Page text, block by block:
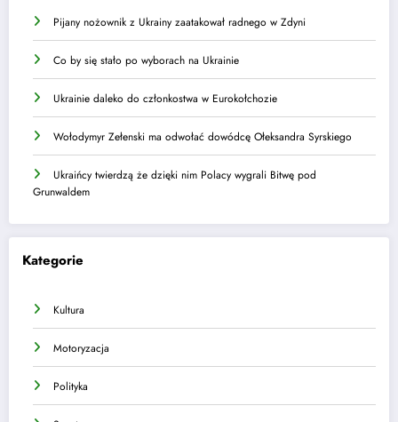
Pijany nożownik z Ukrainy zaatakował radnego w Zdyni
Co by się stało po wyborach na Ukrainie
Ukrainie daleko do członkostwa w Eurokołchozie
Wołodymyr Zełenski ma odwołać dowódcę Ołeksandra Syrskiego
Ukraińcy twierdzą że dzięki nim Polacy wygrali Bitwę pod
Grunwaldem
Kategorie
Kultura
Motoryzacja
Polityka